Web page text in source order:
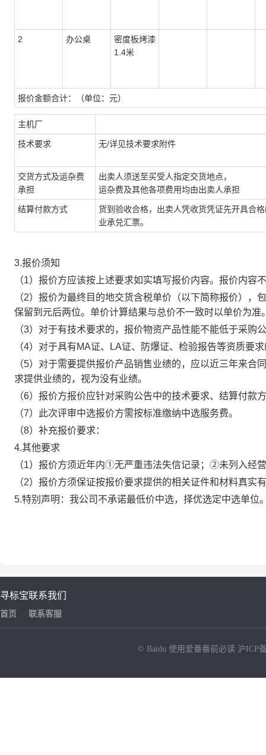
2 办公桌
密度板烤漆
1.4米
报价金额合计：（单位：元）
主机厂
技术要求 无/详见技术要求附件
交货方式及运杂费
承担
出卖人须送至买受人指定交货地点，
运杂费及其他各项费用均由出卖人承担
结算付款方式
货到验收合格，出卖人凭收货凭证先开具合
业承兑汇票。
3.报价须知
（1）报价方应该按上述要求如实填写报价内容。报价内容
（2）报价为最终目的地交货含税单价（以下简称报价），
保留到元后两位。单价计算结果与总价不一致时以单价为准
（3）对于有技术要求的，报价物资产品性能不能低于采购
（4）对于具有MA证、 LA证、防爆证、检验报告等资质要
（5）对于需要提供报价产品销售业绩的，应以近三年来合
求提供业绩的，视为没有业绩。
（6）报价方报价应针对采购公告中的技术要求、结算付款
（7）此次评审中选报价方需按标准缴纳中选服务费。
（8）补充报价要求：
4.其他要求
（1）报价方须近年内①无严重违法失信记录； ②未列入经
（2）报价方须保证按报价要求提供的相关证件和材料真实
5.特别声明：我公司不承诺最低价中选，择优选定中选单位
寻标宝
首页
联系我们
联系客服
© Baidu 使用爱番番前必读 沪ICP